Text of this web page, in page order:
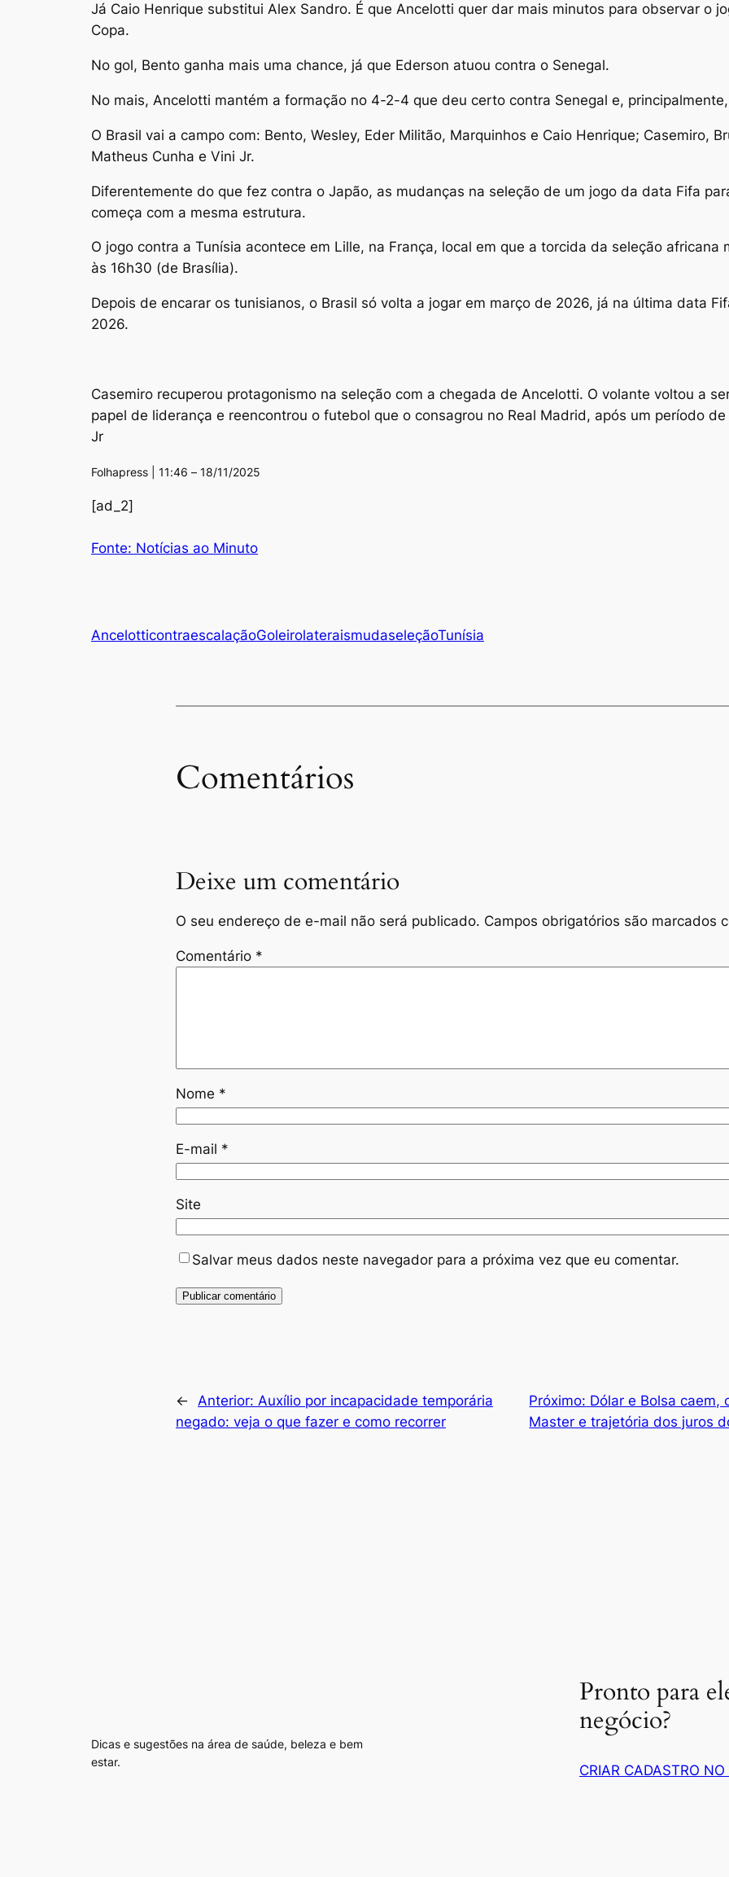
Já Caio Henrique substitui Alex Sandro. É que Ancelotti quer dar mais minutos para observar o
Copa.
No gol, Bento ganha mais uma chance, já que Ederson atuou contra o Senegal.
No mais, Ancelotti mantém a formação no 4-2-4 que deu certo contra Senegal e,
O Brasil vai a campo com: Bento, Wesley, Eder Militão, Marquinhos e Caio Henrique; Casemiro,
Matheus Cunha e Vini Jr.
Diferentemente do que fez contra o Japão, as mudanças na seleção de um jogo da data Fifa
começa com a mesma estrutura.
O jogo contra a Tunísia acontece em Lille, na França, local em que a torcida da seleção africana
às 16h30 (de Brasília).
Depois de encarar os tunisianos, o Brasil só volta a jogar em março de 2026, já na última data
2026.
Casemiro recuperou protagonismo na seleção com a chegada de Ancelotti. O volante voltou a
papel de liderança e reencontrou o futebol que o consagrou no Real Madrid, após um período
Jr
Folhapress | 11:46 – 18/11/2025
[ad_2]
Fonte: Notícias ao Minuto
AncelotticontraescalaçãoGoleirolateraismudaseleçãoTunísia
Comentários
Deixe um comentário
O seu endereço de e-mail não será publicado. Campos obrigatórios são marcados
Comentário *
Nome *
E-mail *
Site
Salvar meus dados neste navegador para a próxima vez que eu comentar.
← Anterior: Auxílio por incapacidade temporária
negado: veja o que fazer e como recorrer
Próximo: Dólar e Bolsa caem,
Master e trajetória dos juros
Dicas e sugestões na área de saúde, beleza e bem
estar.
Pronto para
negócio?
CRIAR CADASTRO